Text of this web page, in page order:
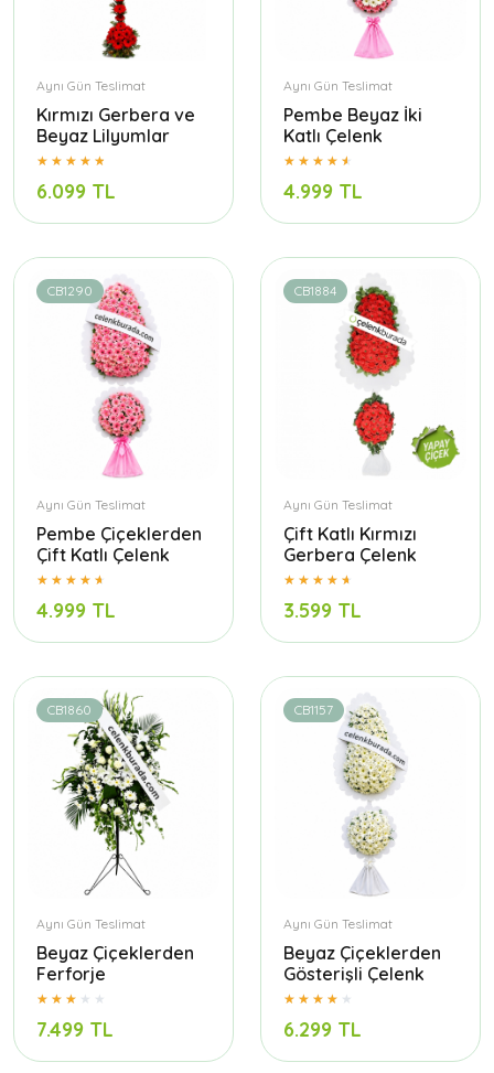
Aynı Gün Teslimat
Kırmızı Gerbera ve
Beyaz Lilyumlar
6.099 TL
Aynı Gün Teslimat
Pembe Beyaz İki
Katlı Çelenk
4.999 TL
CB1290
Aynı Gün Teslimat
Pembe Çiçeklerden
Çift Katlı Çelenk
4.999 TL
CB1884
Aynı Gün Teslimat
Çift Katlı Kırmızı
Gerbera Çelenk
3.599 TL
CB1860
Aynı Gün Teslimat
Beyaz Çiçeklerden
Ferforje
7.499 TL
CB1157
Aynı Gün Teslimat
Beyaz Çiçeklerden
Gösterişli Çelenk
6.299 TL